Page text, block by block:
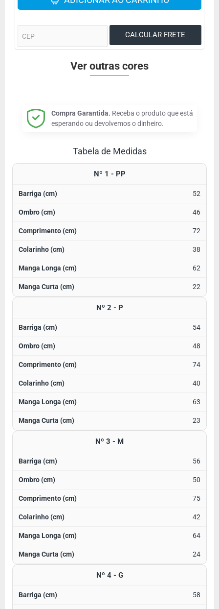
Compra Garantida. Receba o produto que está
esperando ou devolvemos o dinheiro.
Ver outras cores
Tabela de Medidas
Nº 1 - PP
52
46
72
38
62
22
Nº 2 - P
54
48
74
40
63
23
Nº 3 - M
56
50
75
42
64
24
Nº 4 - G
58